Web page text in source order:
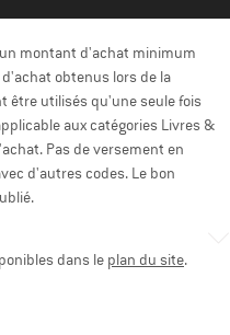
montant d'achat minimum
obtenus lors de la
être utilisés qu'une seule fois
aux catégories Livres &
Pas de versement en
d'autres codes. Le bon
dans le plan du site.